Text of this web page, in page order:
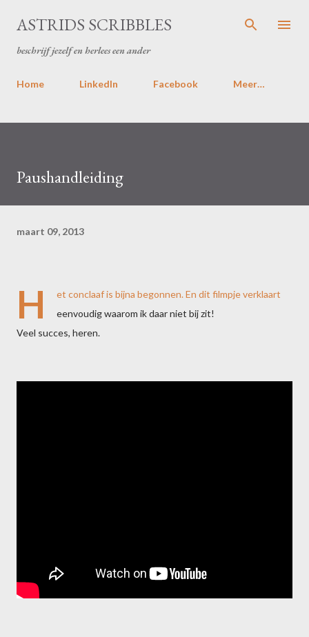
Doorgaan naar hoofdcontent
ASTRIDS SCRIBBLES
beschrijf jezelf en herlees een ander
Home LinkedIn Facebook Meer…
Paushandleiding
maart 09, 2013
H
et conclaaf is bijna begonnen. En dit filmpje verklaart
eenvoudig waarom ik daar niet bij zit!
Veel succes, heren.